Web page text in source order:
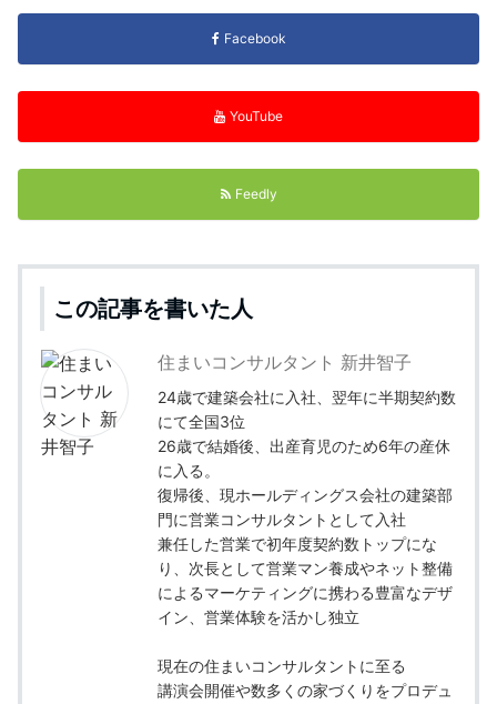
Facebook
YouTube
Feedly
この記事を書いた人
住まいコンサルタント 新井智子
24歳で建築会社に入社、翌年に半期契約数
にて全国3位
26歳で結婚後、出産育児のため6年の産休
に入る。
復帰後、現ホールディングス会社の建築部
門に営業コンサルタントとして入社
兼任した営業で初年度契約数トップにな
り、次長として営業マン養成やネット整備
によるマーケティングに携わる豊富なデザ
イン、営業体験を活かし独立
現在の住まいコンサルタントに至る
講演会開催や数多くの家づくりをプロデュ